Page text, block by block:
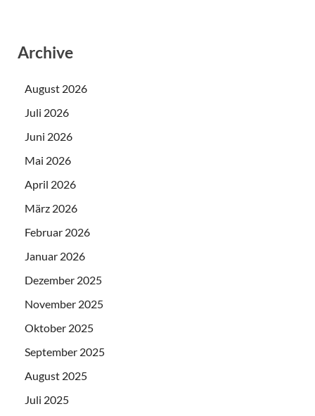
Archive
August 2026
Juli 2026
Juni 2026
Mai 2026
April 2026
März 2026
Februar 2026
Januar 2026
Dezember 2025
November 2025
Oktober 2025
September 2025
August 2025
Juli 2025